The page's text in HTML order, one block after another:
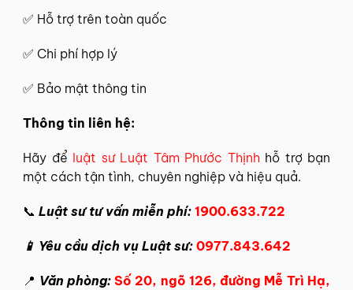
✅ Hỗ trợ trên toàn quốc
✅ Chi phí hợp lý
✅ Bảo mật thông tin
Thông tin liên hệ:
Hãy để luật sư Luật Tâm Phước Thịnh hỗ trợ bạn
một cách tận tình, chuyên nghiệp và hiệu quả.
📞 Luật sư tư vấn miễn phí: 1900.633.722
📱 Yêu cầu dịch vụ Luật sư: 0977.843.642
📍 Văn phòng: Số 20, ngõ 126, đường Mễ Trì Hạ,